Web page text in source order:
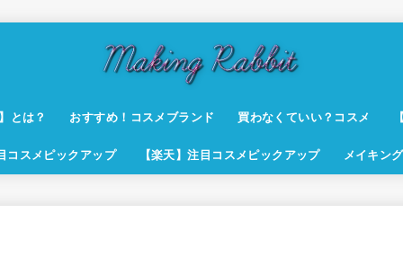
とは？ おすすめ！コスメブランド 買わなくていい？コスメ
コスメピックアップ 【楽天】注目コスメピックアップ メイキン